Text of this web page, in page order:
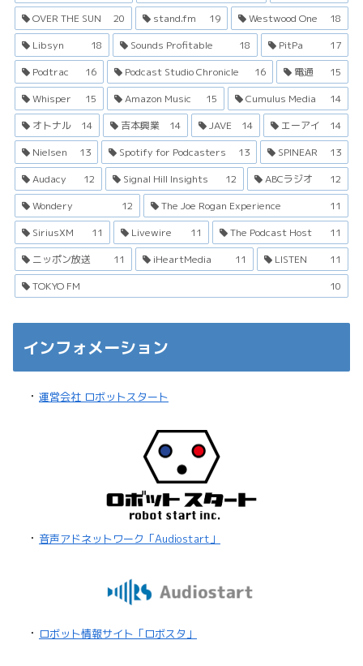
OVER THE SUN
20 stand.fm 19 Westwood One
18
Libsyn
18 Sounds Profitable 18 PitPa
17
Podtrac
16 Podcast Studio Chronicle 16 電通
15
Whisper
15 Amazon Music 15 Cumulus Media
14
オトナル
14 吉本興業 14 JAVE 14 エーアイ
14
Nielsen
13 Spotify for Podcasters 13 SPINEAR
13
Audacy
12 Signal Hill Insights 12 ABCラジオ
12
Wondery
12 The Joe Rogan Experience
11
SiriusXM
11 Livewire 11 The Podcast Host
11
ニッポン放送
11 iHeartMedia 11 LISTEN
11
TOKYO FM
10
インフォメーション
・ 運営会社 ロボットスタート
・ 音声アドネットワーク「Audiostart」
・ ロボット情報サイト「ロボスタ」